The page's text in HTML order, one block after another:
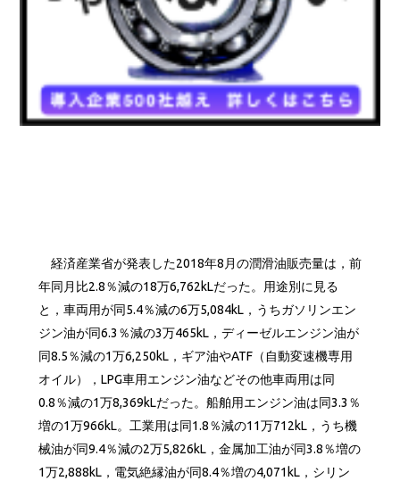
経済産業省が発表した2018年8月の潤滑油販売量は，前
年同月比2.8％減の18万6,762kLだった。用途別に見る
と，車両用が同5.4％減の6万5,084kL，うちガソリンエン
ジン油が同6.3％減の3万465kL，ディーゼルエンジン油が
同8.5％減の1万6,250kL，ギア油やATF（自動変速機専用
オイル），LPG車用エンジン油などその他車両用は同
0.8％減の1万8,369kLだった。船舶用エンジン油は同3.3％
増の1万966kL。工業用は同1.8％減の11万712kL，うち機
械油が同9.4％減の2万5,826kL，金属加工油が同3.8％増の
1万2,888kL，電気絶縁油が同8.4％増の4,071kL，シリン